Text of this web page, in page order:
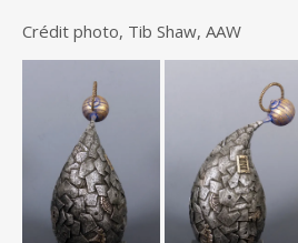
Crédit photo, Tib Shaw, AAW